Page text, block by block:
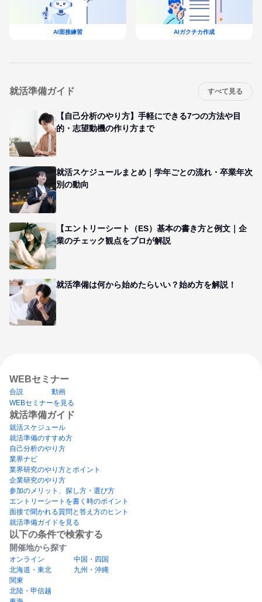
AI面接練習 AIガクチカ作成
就活準備ガイド すべて見る
【自己分析のやり方】手軽にできる7つの方法や目
的・志望動機の作り方まで
就活スケジュールまとめ｜学年ごとの流れ・卒業年次
別の動向
【エントリーシート（ES）基本の書き方と例文｜企
業のチェック観点をプロが解説
就活準備は何から始めたらいい？始め方を解説！
WEBセミナー
合説
動画
WEBセミナーを見る
就活準備ガイド
就活スケジュール
就活準備のすすめ方
自己分析のやり方
業界ナビ
業界研究のやり方とポイント
企業研究のやり方
参加のメリット、探し方・選び方
エントリーシートを書く時のポイント
面接で聞かれる質問と答え方のヒント
就活準備ガイドを見る
以下の条件で検索する
開催地から探す
オンライン
北海道・東北
関東
北陸・甲信越
中国・四国
九州・沖縄